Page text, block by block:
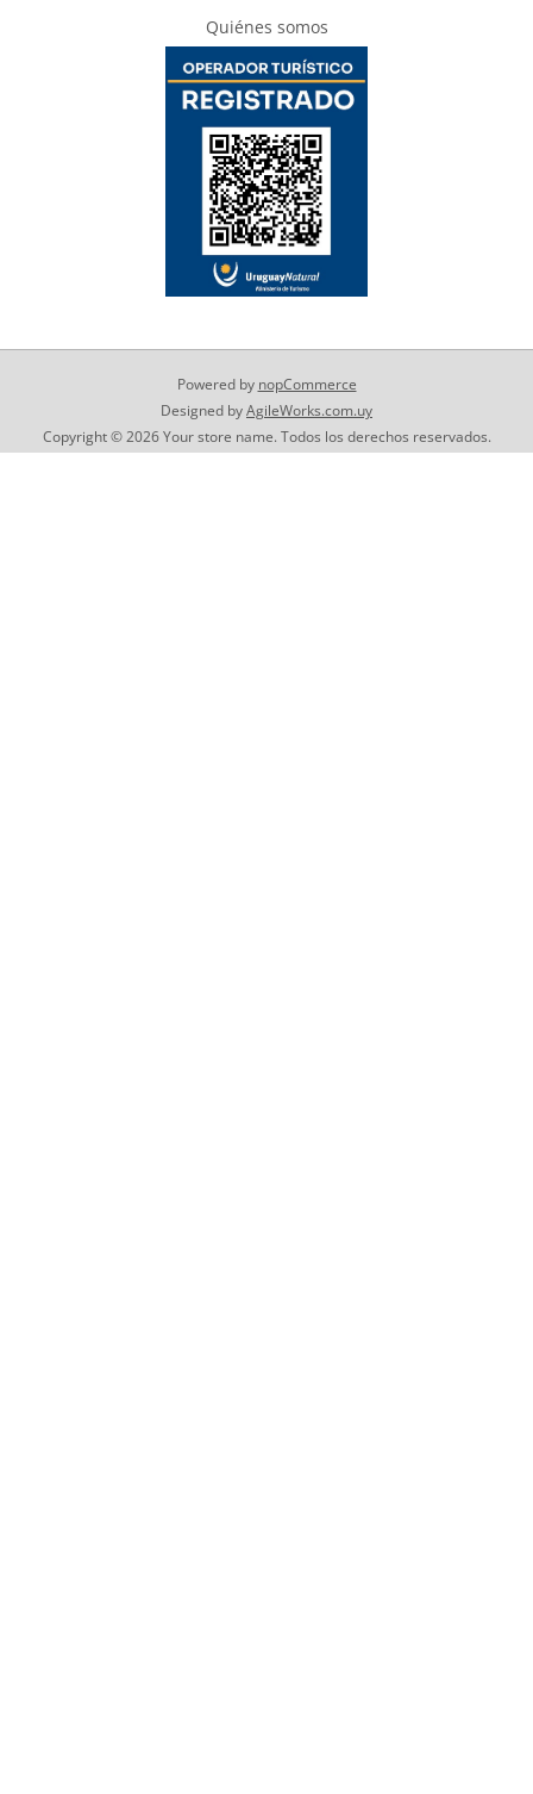
Quiénes somos
Powered by nopCommerce
Designed byAgileWorks.com.uy
Copyright © 2026 Your store name. Todos los derechos reservados.